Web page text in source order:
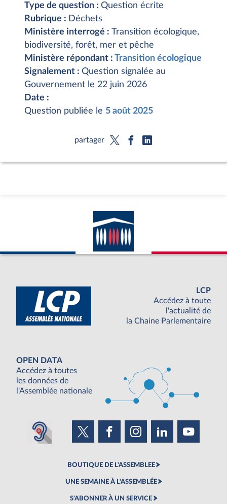
Type de question : Question écrite
Rubrique : Déchets
Ministère interrogé : Transition écologique,
biodiversité, forêt, mer et pêche
Ministère répondant : Transition écologique
Signalement : Question signalée au
Gouvernement le 22 juin 2026
Date :
Question publiée le 5 août 2025
partager
LCP
Accédez à toute
l'actualité de
la Chaine Parlementaire
OPEN DATA
Accédez à toutes
les données de
l'Assemblée nationale
BOUTIQUE DE L'ASSEMBLEE
UNE SEMAINE À L'ASSEMBLÉE
S'ABONNER À UN SERVICE